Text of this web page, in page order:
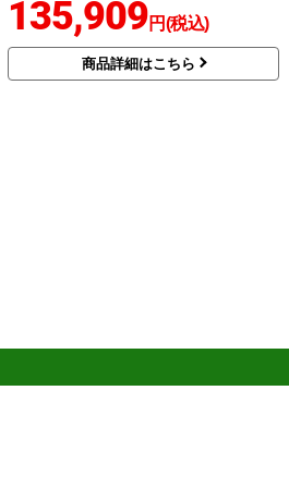
135,909円(税込)
商品詳細はこちら